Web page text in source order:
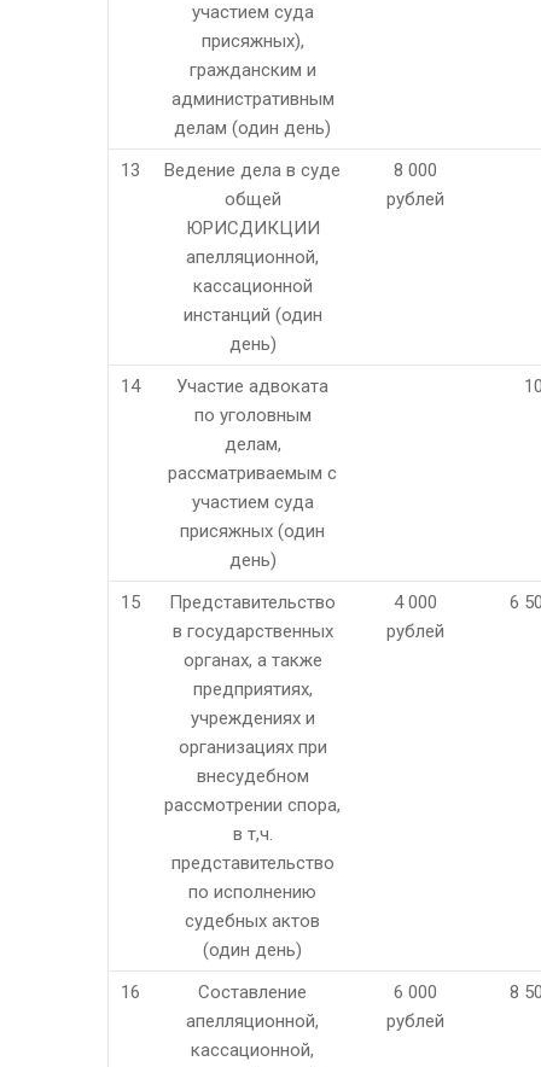
участием суда
присяжных),
гражданским и
административным
делам (один день)
13
Ведение дела в суде
общей
ЮРИСДИКЦИИ
апелляционной,
кассационной
инстанций (один
день)
8 000
рублей
14
Участие адвоката
по уголовным
делам,
рассматриваемым с
участием суда
присяжных (один
день)
15
Представительство
в государственных
органах, а также
предприятиях,
учреждениях и
организациях при
внесудебном
рассмотрении спора,
в т,ч.
представительство
по исполнению
судебных актов
(один день)
4 000
рублей
6
16
Составление
апелляционной,
кассационной,
6 000
рублей
8